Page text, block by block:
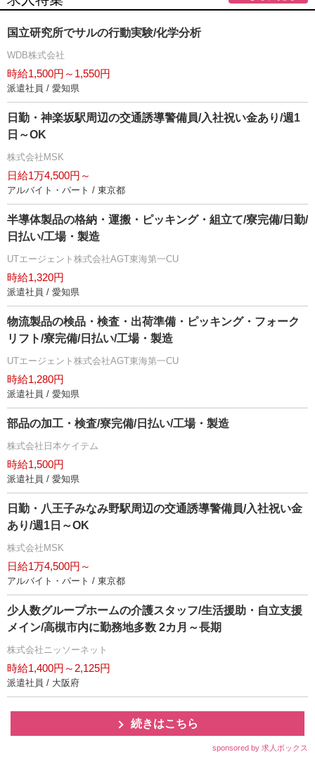
国立研究所でサルの行動実験/化学分析
WDB株式会社
時給1,500円～1,550円
派遣社員 / 愛知県
日勤・神楽坂駅周辺の交通誘導警備員/入社祝い金あり/週1
日～OK
株式会社MSK
日給1万4,500円～
アルバイト・パート / 東京都
半導体製品の格納・運搬・ピッキング・組立て/寮完備/日勤/
日払い/工場・製造
UTエージェント株式会社AGT東海第一CU
時給1,320円
派遣社員 / 愛知県
物流製品の検品・検査・出荷準備・ピッキング・フォーク
リフト/寮完備/日払い/工場・製造
UTエージェント株式会社AGT東海第一CU
時給1,280円
派遣社員 / 愛知県
部品の加工・検査/寮完備/日払い/工場・製造
株式会社日本ケイテム
時給1,500円
派遣社員 / 愛知県
日勤・八王子みなみ野駅周辺の交通誘導警備員/入社祝い金
あり/週1日～OK
株式会社MSK
日給1万4,500円～
アルバイト・パート / 東京都
少人数グループホームの介護スタッフ/生活援助・自立支援
メイン/高槻市内に勤務地多数 2カ月～長期
株式会社ニッソーネット
時給1,400円～2,125円
派遣社員 / 大阪府
続きはこちら
sponsored by 求人ボックス